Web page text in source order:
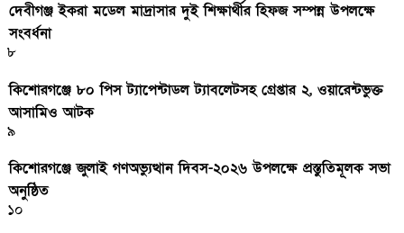
দেবীগঞ্জ ইকরা মডেল মাদ্রাসার দুই শিক্ষার্থীর হিফজ সম্পন্ন উপলক্ষে
সংবর্ধনা
৮
কিশোরগঞ্জে ৮০ পিস ট্যাপেন্টাডল ট্যাবলেটসহ গ্রেপ্তার ২, ওয়ারেন্টভুক্ত
আসামিও আটক
৯
কিশোরগঞ্জে জুলাই গণঅভ্যুত্থান দিবস-২০২৬ উপলক্ষে প্রস্তুতিমূলক সভা
অনুষ্ঠিত
১০